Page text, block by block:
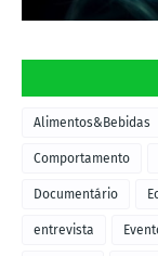
Alimentos&Bebidas
Comportamento
Documentário
entrevista